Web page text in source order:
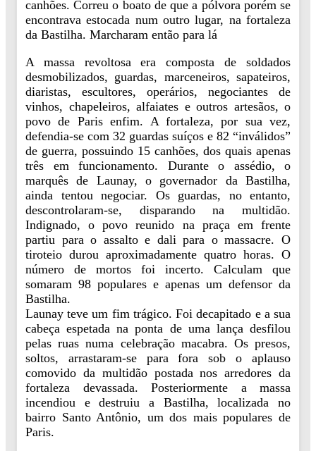
canhões. Correu o boato de que a pólvora porém se
encontrava estocada num outro lugar, na fortaleza
da Bastilha. Marcharam então para lá
A massa revoltosa era composta de soldados
desmobilizados, guardas, marceneiros, sapateiros,
diaristas, escultores, operários, negociantes de
vinhos, chapeleiros, alfaiates e outros artesãos, o
povo de Paris enfim. A fortaleza, por sua vez,
defendia-se com 32 guardas suíços e 82 “inválidos”
de guerra, possuindo 15 canhões, dos quais apenas
três em funcionamento. Durante o assédio, o
marquês de Launay, o governador da Bastilha,
ainda tentou negociar. Os guardas, no entanto,
descontrolaram-se, disparando na multidão.
Indignado, o povo reunido na praça em frente
partiu para o assalto e dali para o massacre. O
tiroteio durou aproximadamente quatro horas. O
número de mortos foi incerto. Calculam que
somaram 98 populares e apenas um defensor da
Bastilha.
Launay teve um fim trágico. Foi decapitado e a sua
cabeça espetada na ponta de uma lança desfilou
pelas ruas numa celebração macabra. Os presos,
soltos, arrastaram-se para fora sob o aplauso
comovido da multidão postada nos arredores da
fortaleza devassada. Posteriormente a massa
incendiou e destruiu a Bastilha, localizada no
bairro Santo Antônio, um dos mais populares de
Paris.